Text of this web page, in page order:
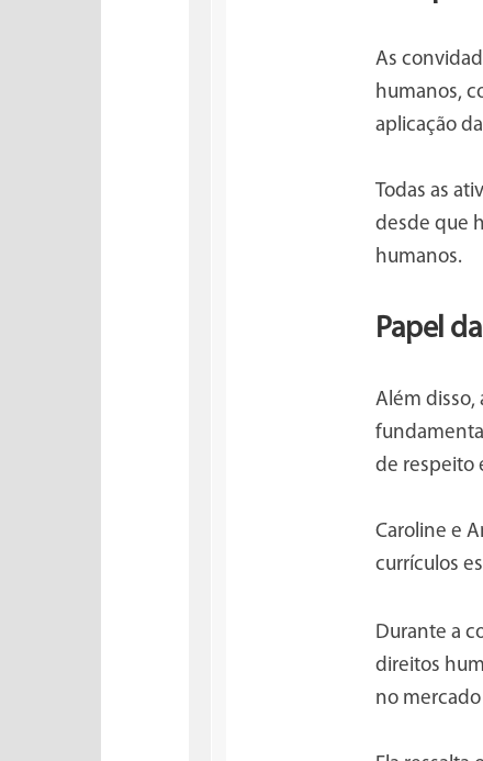
As
humanos,
aplicação
Todas as
desde que
humanos.
Papel
Além disso,
de respeito
Caroline e
currículos
Durante a
direitos
no